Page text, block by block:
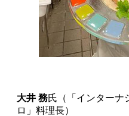
大井 務氏（「インターナ
ロ」料理長）